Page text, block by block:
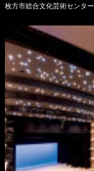
枚方市総合文化芸術センター